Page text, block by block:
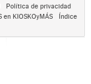
Política de privacidad
en KIOSKOyMÁS
Índice